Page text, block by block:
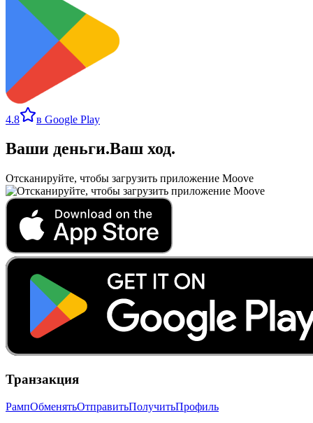
4.8 в Google Play
Ваши деньги.Ваш ход.
Отсканируйте, чтобы загрузить приложение Moove
Транзакция
РампОбменятьОтправитьПолучитьПрофиль